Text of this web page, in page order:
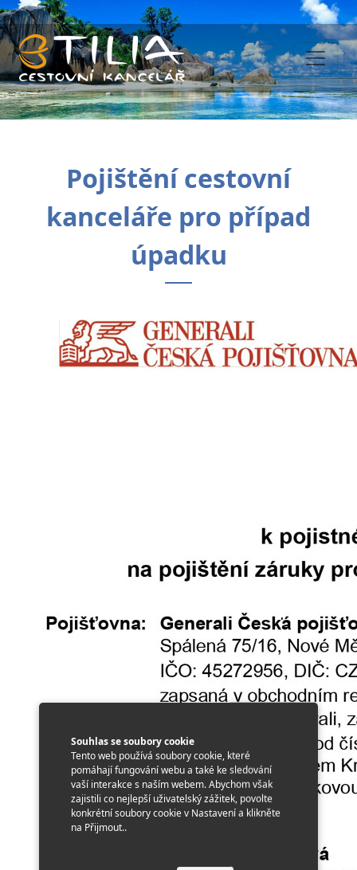
Souhlas se soubory cookie
Tento web používá soubory cookie, které
pomáhají fungování webu a také ke sledování
vaší interakce s naším webem. Abychom však
zajistili co nejlepší uživatelský zážitek, povolte
konkrétní soubory cookie v Nastavení a klikněte
na Přijmout..
Pojištění cestovní
kanceláře pro případ
úpadku